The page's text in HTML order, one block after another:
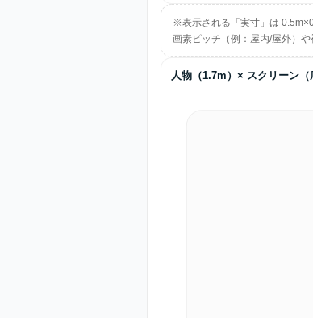
※表示される「実寸」は
画素ピッチ（例：屋内/屋外）
人物（1.7m）× スクリーン（